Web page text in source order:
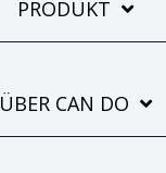
PRODUKT
ÜBER CAN DO